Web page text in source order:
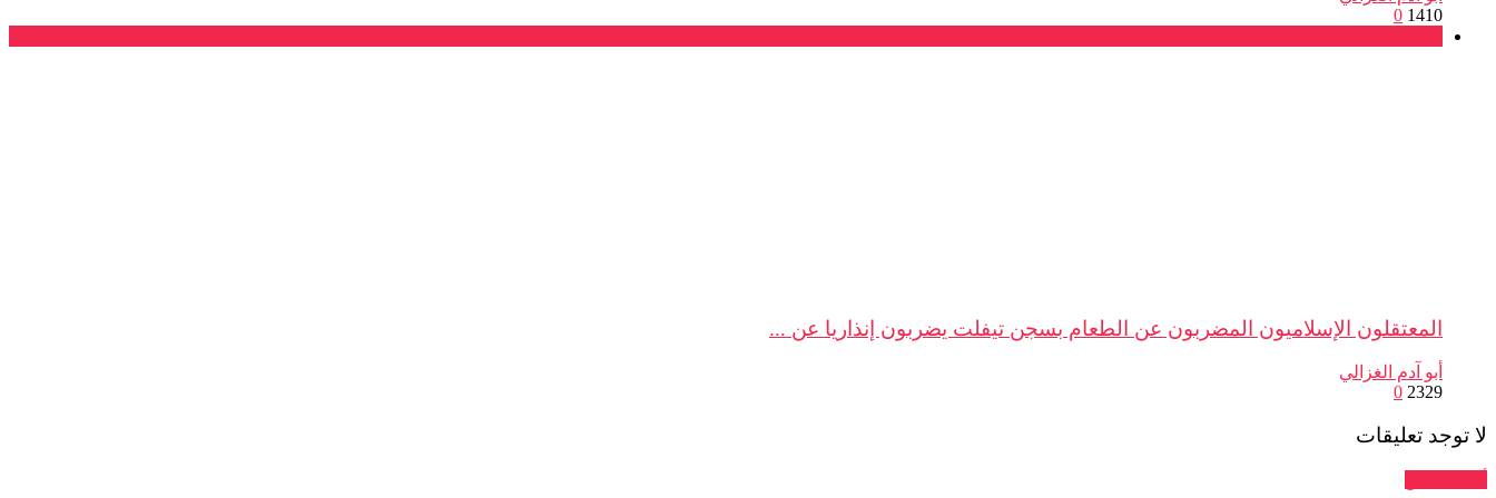
1410
0
المعتقلون الإسلاميون المضربون عن الطعام بسجن تيفلت يضربون إنذاريا عن ...
أبو آدم الغزالي
2329
0
لا توجد تعليقات